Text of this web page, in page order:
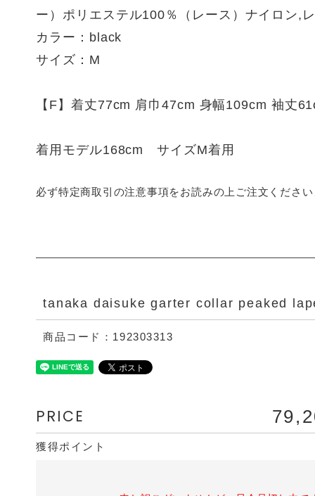
ー）ポリエステル100％（レース）ナイロン,
カラー：black
サイズ：M
【F】着丈77cm 肩巾47cm 身幅109cm 袖丈
着用モデル168cm サイズM着用
必ず特定商取引の注意事項をお読みの上ご注文くださ
tanaka daisuke garter collar peaked
商品コード：192303313
PRICE
獲得ポイント